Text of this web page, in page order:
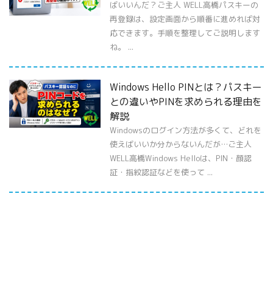
ばいいんだ？ご主人 WELL高橋パスキーの
再登録は、設定画面から順番に進めれば対
応できます。手順を整理してご説明します
ね。 ...
Windows Hello PINとは？パスキー
との違いやPINを求められる理由を
解説
Windowsのログイン方法が多くて、どれを
使えばいいか分からないんだが…ご主人
WELL高橋Windows Helloは、PIN・顔認
証・指紋認証などを使って ...